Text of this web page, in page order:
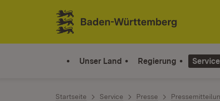
Zum Inhalt springen
Link zur Startseite
Unser Land Regierung Service
Startseite Service Presse